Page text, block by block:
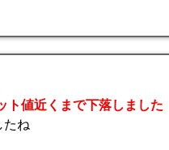
ト値近くまで下落しました
ね